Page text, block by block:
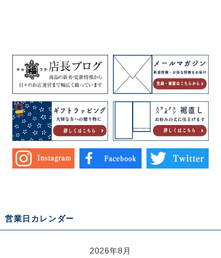
営業日カレンダー
2026年8月